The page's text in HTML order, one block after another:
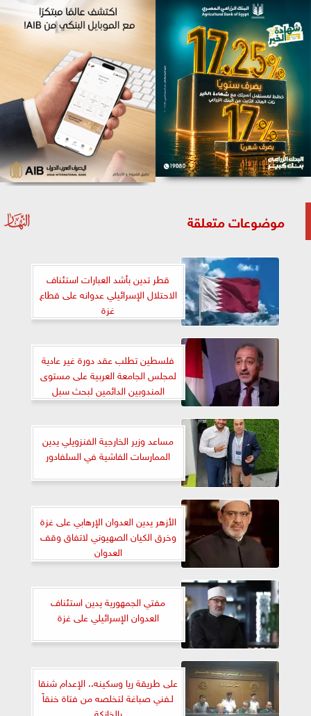
موضوعات متعلقة
قطر تدين بأشد العبارات استئناف
الاحتلال الإسرائيلي عدوانه على قطاع
غزة
فلسطين تطلب عقد دورة غير عادية
لمجلس الجامعة العربية على مستوى
المندوبين الدائمين لبحث سبل
مواجهة العدوان الاسرائيلي على قطاع
مساعد وزير الخارجية الفنزويلي يدين
الممارسات الفاشية في السلفادور
الأزهر يدين العدوان الإرهابي على غزة
وخرق الكيان الصهيوني لاتفاق وقف
العدوان
مفتي الجمهورية يدين استئناف
العدوان الإسرائيلي على غزة
على طريقة ريا وسكينه.. الإعدام شنقا
لـفني صباغة لتخلصه من فتاة خنقاً
بالخانكة